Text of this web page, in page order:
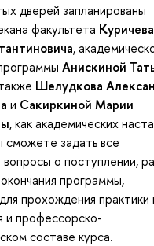
дверей запланированы
факультета Куричева
,
Анискиной
Шелудкова
и Сакиркиной Марии
, как академических
сможете задать все
о поступлении,
программы,
прохождения практики
и профессорско-
составе курса.